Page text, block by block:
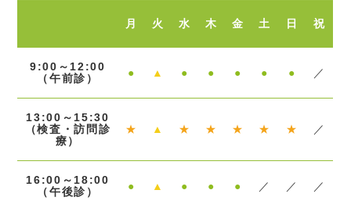
月 火 水 木 金 土 日 祝
9:00～12:00
（午前診）
● ▲ ● ● ● ● ● ／
13:00～15:30
（検査・訪問診
療）
★ ▲ ★ ★ ★ ★ ★ ／
16:00～18:00
（午後診）
● ▲ ● ● ● ／ ／ ／